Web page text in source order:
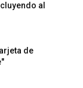
al
de